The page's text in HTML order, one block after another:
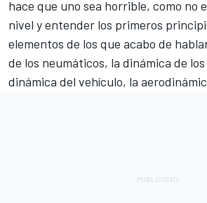
hace que uno sea horrible, como no
nivel y entender los primeros
elementos de los que acabo de
de los neumáticos, la dinámica de
dinámica del vehículo, la